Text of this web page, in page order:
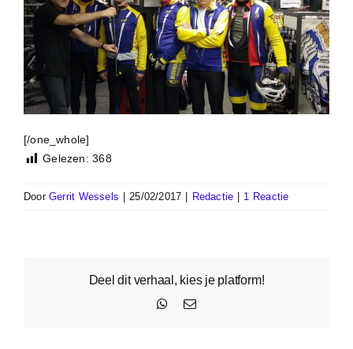
[/one_whole]
Gelezen: 368
DoorGerrit Wessels 25/02/2017 Redactie 1 Reactie
Deel dit verhaal, kies je platform!
WhatsApp
E-